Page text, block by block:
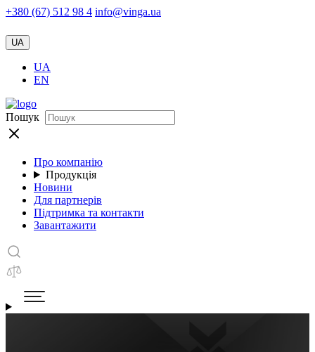
+380 (67) 512 98 4 info@vinga.ua
UA
UA
EN
Пошук
Про компанію
Продукція
Новини
Для партнерів
Підтримка та контакти
Завантажити